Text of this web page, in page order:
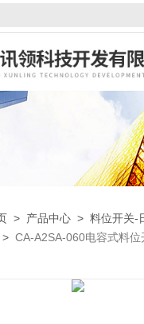
> 产品中心 >料位开关-
>CA-A2SA-060电容式料位